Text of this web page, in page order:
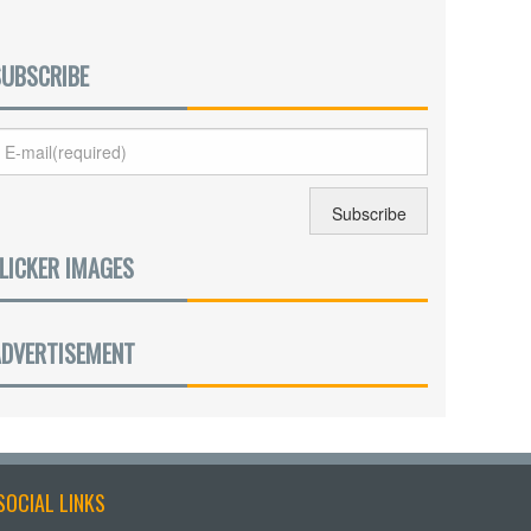
IMAGES
LINKS